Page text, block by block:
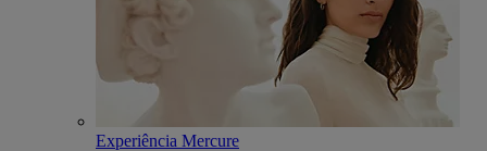
Experiência Mercure